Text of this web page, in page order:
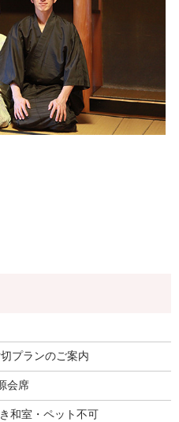
プランのご案内
会席
和室・ペット不可